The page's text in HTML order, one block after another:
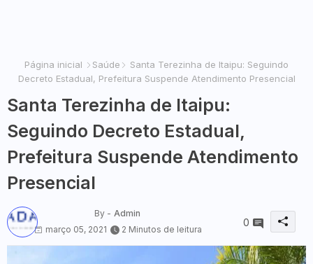
Página inicial Saúde
Santa Terezinha de Itaipu: Seguindo
Decreto Estadual, Prefeitura Suspende Atendimento Presencial
Santa Terezinha de Itaipu:
Seguindo Decreto Estadual,
Prefeitura Suspende Atendimento
Presencial
By - Admin
março 05, 2021
2 Minutos de leitura
0